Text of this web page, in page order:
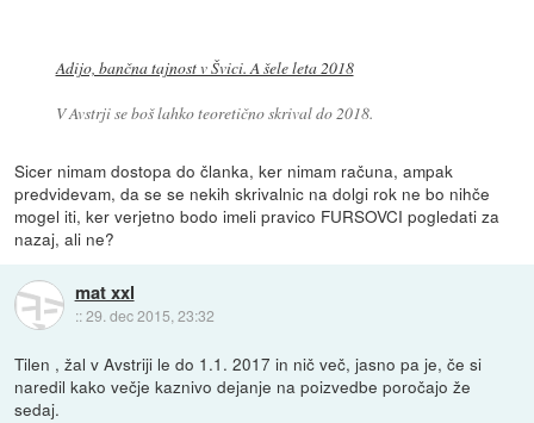
Adijo, bančna tajnost v Švici. A šele leta 2018
V Avstrji se boš lahko teoretično skrival do 2018.
Sicer nimam dostopa do članka, ker nimam računa, ampak
predvidevam, da se se nekih skrivalnic na dolgi rok ne bo nihče
mogel iti, ker verjetno bodo imeli pravico FURSOVCI pogledati za
nazaj, ali ne?
mat xxl
::29. dec 2015, 23:32
Tilen , žal v Avstriji le do 1.1. 2017 in nič več, jasno pa je, če si
naredil kako večje kaznivo dejanje na poizvedbe poročajo že
sedaj.